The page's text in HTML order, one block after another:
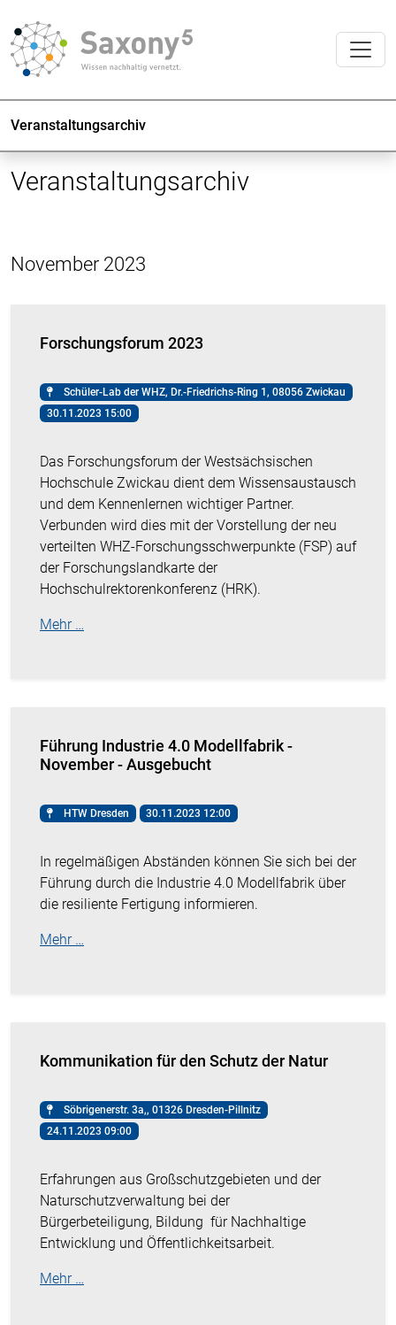
Veranstaltungsarchiv
Veranstaltungsarchiv
November 2023
Forschungsforum 2023
Schüler-Lab der WHZ, Dr.-Friedrichs-Ring 1, 08056 Zwickau
30.11.2023 15:00
Das Forschungsforum der Westsächsischen
Hochschule Zwickau dient dem Wissensaustausch
und dem Kennenlernen wichtiger Partner.
Verbunden wird dies mit der Vorstellung der neu
verteilten WHZ-Forschungsschwerpunkte (FSP) auf
der Forschungslandkarte der
Hochschulrektorenkonferenz (HRK).
Mehr …
Führung Industrie 4.0 Modellfabrik -
November - Ausgebucht
HTW Dresden 30.11.2023 12:00
In regelmäßigen Abständen können Sie sich bei der
Führung durch die Industrie 4.0 Modellfabrik über
die resiliente Fertigung informieren.
Mehr …
Kommunikation für den Schutz der Natur
Söbrigenerstr. 3a,, 01326 Dresden-Pillnitz
24.11.2023 09:00
Erfahrungen aus Großschutzgebieten und der
Naturschutzverwaltung bei der
Bürgerbeteiligung, Bildung für Nachhaltige
Entwicklung und Öffentlichkeitsarbeit.
Mehr …